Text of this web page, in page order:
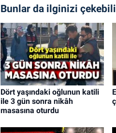
Bunlar da ilginizi
Dört yaşındaki oğlunun katili
ile 3 gün sonra nikâh
masasına oturdu